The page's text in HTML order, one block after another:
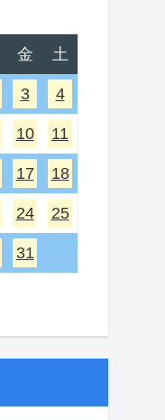
金 土
3 4
10 11
17 18
24 25
31